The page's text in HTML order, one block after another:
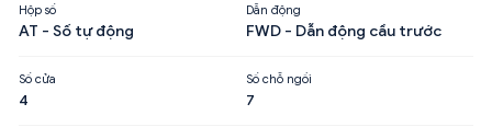
Hộp số
AT - Số tự động
Dẫn động
FWD - Dẫn động cầu trước
Số cửa
4
Số chỗ ngồi
7